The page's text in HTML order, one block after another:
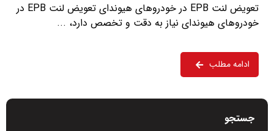
تعویض لنت EPB در خودروهای هیوندای تعویض لنت EPB در
خودروهای هیوندای نیاز به دقت و تخصص دارد، ...
ادامه مطلب
جستجو